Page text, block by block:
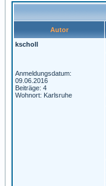
Autor
kscholl
Anmeldungsdatum:
09.06.2016
Beiträge: 4
Wohnort: Karlsruhe